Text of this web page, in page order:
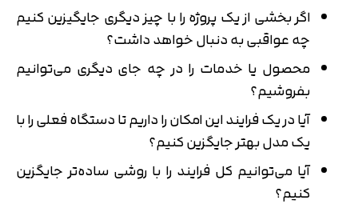
اگر بخشی از یک پروژه را با چیز دیگری جایگیزین کنیم
چه عواقبی به دنبال خواهد داشت؟
محصول یا خدمات را در چه جای دیگری می‌توانیم
بفروشیم؟
آیا در یک فرایند این امکان را داریم تا دستگاه فعلی را با
یک مدل بهتر جایگزین کنیم؟
آیا می‌توانیم کل فرایند را با روشی ساده‌تر جایگزین
کنیم؟